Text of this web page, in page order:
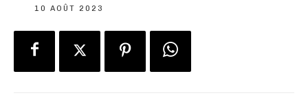
10 AOÛT 2023